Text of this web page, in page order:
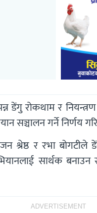
रोकथाम र
सञ्चालन गर्ने निर्णय
श्रेष्ठ र रभा
सार्थक
ADVERTISEMENT